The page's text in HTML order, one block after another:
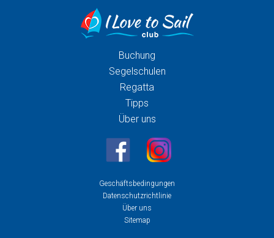
Buchung
Segelschulen
Regatta
Tipps
Über uns
Geschäftsbedingungen
Datenschutzrichtlinie
Über uns
Sitemap